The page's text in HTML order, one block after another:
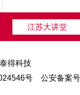
江苏大讲堂
泰得科技
号 公安备案